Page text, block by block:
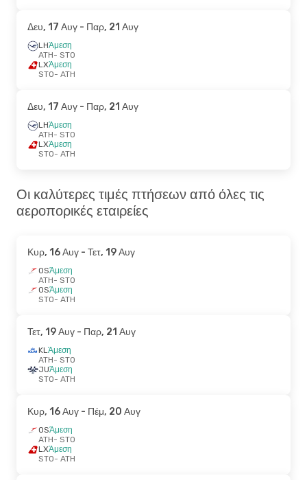
Δευ, 17 Αυγ - Παρ, 21 Αυγ
LHΆμεση
ATH- STO
LXΆμεση
STO- ATH
Δευ, 17 Αυγ - Παρ, 21 Αυγ
LHΆμεση
ATH- STO
LXΆμεση
STO- ATH
Οι καλύτερες τιμές πτήσεων από όλες τις
αεροπορικές εταιρείες
Κυρ, 16 Αυγ - Τετ, 19 Αυγ
OSΆμεση
ATH- STO
OSΆμεση
STO- ATH
Τετ, 19 Αυγ - Παρ, 21 Αυγ
KLΆμεση
ATH- STO
JUΆμεση
STO- ATH
Κυρ, 16 Αυγ - Πέμ, 20 Αυγ
OSΆμεση
ATH- STO
LXΆμεση
STO- ATH